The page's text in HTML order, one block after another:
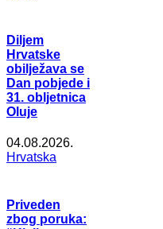
Diljem
Hrvatske
obilježava se
Dan pobjede i
31. obljetnica
Oluje
04.08.2026.
Hrvatska
Priveden
zbog poruka: